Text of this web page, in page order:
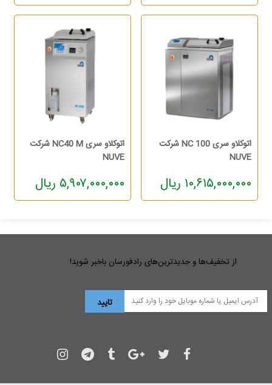
اتوکلاو سری NC 100 شرکت
NUVE
۱۰,۶۱۵,۰۰۰,۰۰۰ ریال
اتوکلاو سری NC40 M شرکت
NUVE
۵,۹۰۷,۰۰۰,۰۰۰ ریال
از تخفیف‌ها و جدیدترین‌های رادفورسان باخبر شوید!